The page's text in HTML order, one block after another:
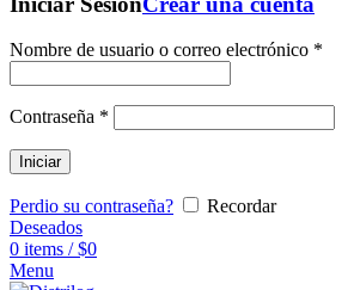
Nombre de usuario o correo electrónico *
Contraseña *
Iniciar
Perdio su contraseña?
Recordar
Deseados
0 items / $0
Menu